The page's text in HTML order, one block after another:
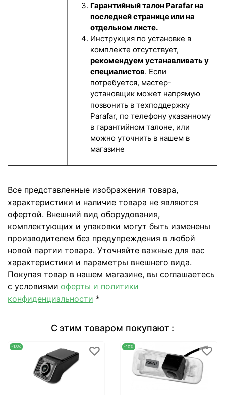
Гарантийный талон Parafar на
последней странице или на
отдельном листе.
Инструкция по установке в
комплекте отсутствует,
рекомендуем устанавливать у
специалистов. Если
потребуется, мастер-
установщик может напрямую
позвонить в техподдержку
Parafar, по телефону указанному
в гарантийном талоне, или
можно уточнить в нашем в
магазине
Все представленные изображения товара,
характеристики и наличие товара не являются
офертой. Внешний вид оборудования,
комплектующих и упаковки могут быть изменены
производителем без предупреждения в любой
новой партии товара. Уточняйте важные для вас
характеристики и параметры внешнего вида.
Покупая товар в нашем магазине, вы соглашаетесь
с условиями оферты и политики
конфиденциальности *
С этим товаром покупают :
-18% -10%